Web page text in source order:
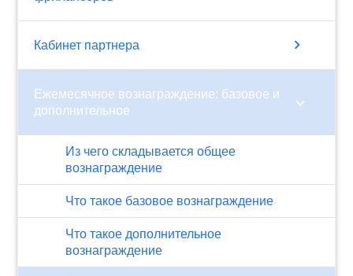
Кабинет партнера chevron_right
Ежемесячное вознаграждение: базовое и
дополнительное
chevron_right
Из чего складывается общее
вознаграждение
Что такое базовое вознаграждение
Что такое дополнительное
вознаграждение